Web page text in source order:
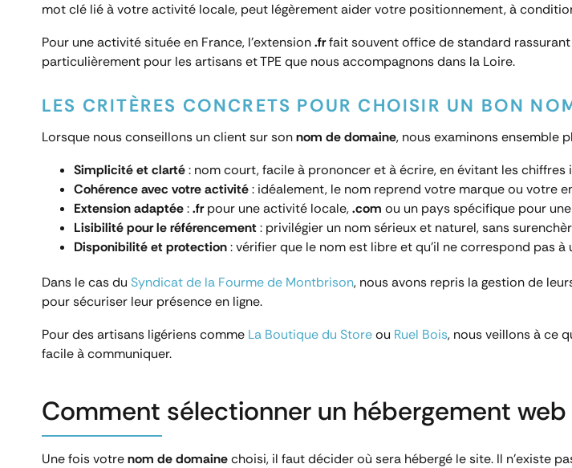
mot clé lié à votre activité locale, peut légèrement aider votre positionnement, à
Pour une activité située en France, l’extension.frfait souvent office de standard
particulièrement pour les artisans et TPE que nous accompagnons dans la Loire.
LES CRITÈRES CONCRETS POUR CHOISIR UN BON
Lorsque nous conseillons un client sur sonnom de domaine, nous examinons ensemble
Simplicité et clarté: nom court, facile à prononcer et à écrire, en évitant les
Cohérence avec votre activité: idéalement, le nom reprend votre marque ou votre
Extension adaptée:.frpour une activité locale,.com ou un pays spécifique pour
Lisibilité pour le référencement: privilégier un nom sérieux et naturel, sans
Disponibilité et protection: vérifier que le nom est libre et qu’il ne correspond pas à
Dans le cas du Syndicat de la Fourme de Montbrison, nous avons repris la gestion de
pour sécuriser leur présence en ligne.
Pour des artisans ligériens comme La Boutique du Storeou Ruel Bois, nous veillons à ce
facile à communiquer.
Comment sélectionner un hébergement
Une fois votrenom de domainechoisi, il faut décider où sera hébergé le site. Il n’existe